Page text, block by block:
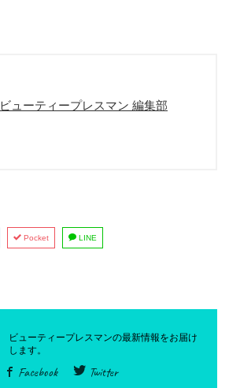
ビューティープレスマン 編集部
Pocket LINE
Facebook Twitter